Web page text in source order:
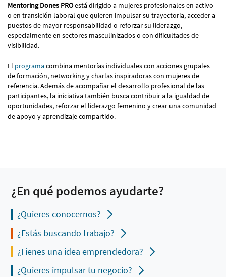
Mentoring Dones PROestá dirigido a mujeres profesionales en activo
o en transición laboral que quieren impulsar su trayectoria, acceder a
puestos de mayor responsabilidad o reforzar su liderazgo,
especialmente en sectores masculinizados o con dificultades de
visibilidad.
El programa combina mentorías individuales con acciones grupales
de formación, networking y charlas inspiradoras con mujeres de
referencia. Además de acompañar el desarrollo profesional de las
participantes, la iniciativa también busca contribuir a la igualdad de
oportunidades, reforzar el liderazgo femenino y crear una comunidad
de apoyo y aprendizaje compartido.
¿En qué podemos ayudarte?
¿Quieres conocernos?
¿Estás buscando trabajo?
¿Tienes una idea emprendedora?
¿Quieres impulsar tu negocio?